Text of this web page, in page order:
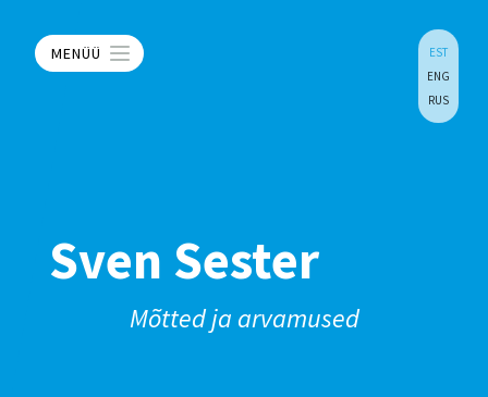
MENÜÜ
EST
ENG
RUS
Sven Sester
Mõtted ja arvamused